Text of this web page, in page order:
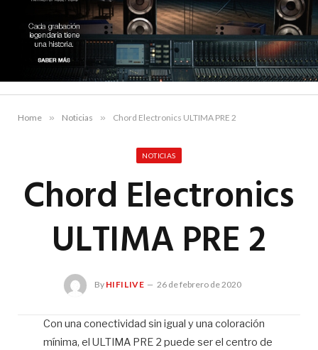
Home » Noticias » Chord Electronics ULTIMA PRE 2
NOTICIAS
Chord Electronics
ULTIMA PRE 2
By HIFILIVE 26 de febrero de 2020
Con una conectividad sin igual y una coloración
mínima, el ULTIMA PRE 2 puede ser el centro de